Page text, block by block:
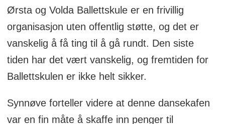
Ørsta og Volda Ballettskule er en frivillig
organisasjon uten offentlig støtte, og det er
vanskelig å få ting til å gå rundt. Den siste
tiden har det vært vanskelig, og fremtiden for
Ballettskulen er ikke helt sikker.
Synnøve forteller videre at denne dansekafen
var en fin måte å skaffe inn penger til